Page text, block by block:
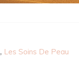
Les Soins De Peau